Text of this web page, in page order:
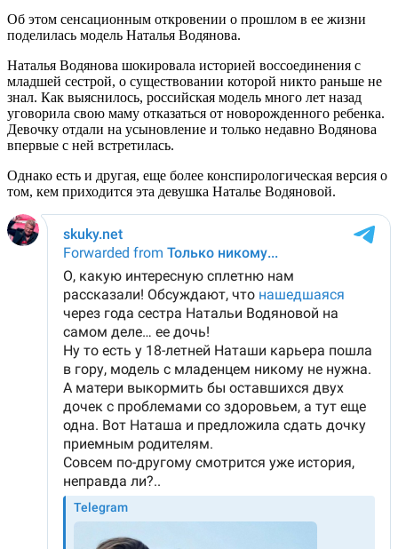
Об этом сенсационным откровении о прошлом в ее жизни
поделилась модель Наталья Водянова.
Наталья Водянова шокировала историей воссоединения с
младшей сестрой, о существовании которой никто раньше не
знал. Как выяснилось, российская модель много лет назад
уговорила свою маму отказаться от новорожденного ребенка.
Девочку отдали на усыновление и только недавно Водянова
впервые с ней встретилась.
Однако есть и другая, еще более конспирологическая версия о
том, кем приходится эта девушка Наталье Водяновой.